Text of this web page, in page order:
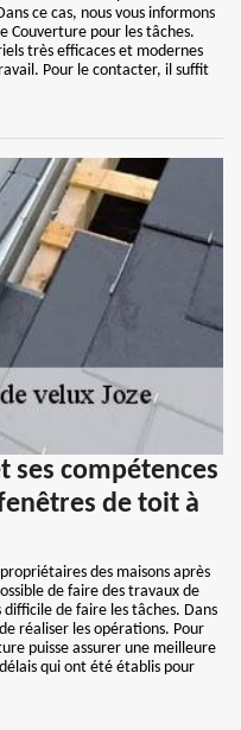
ce cas, nous vous informons
Couverture pour les tâches.
très efficaces et modernes
Pour le contacter, il suffit
ses compétences
de toit à
des maisons après
de faire des travaux de
de faire les tâches. Dans
réaliser les opérations. Pour
puisse assurer une meilleure
qui ont été établis pour